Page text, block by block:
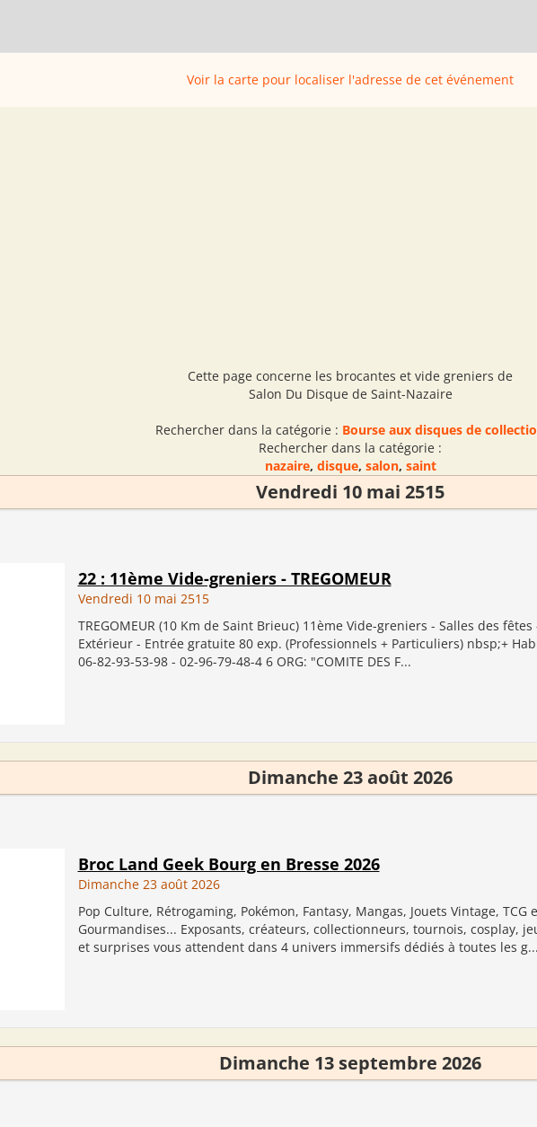
Voir la carte pour localiser l'adresse de cet événement
Cette page concerne les brocantes et vide greniers de
Salon Du Disque de Saint-Nazaire
Rechercher dans la catégorie : Bourse aux disques de
Rechercher dans la catégorie :
nazaire, disque, salon, saint
Vendredi 10 mai 2515
22 : 11ème Vide-greniers - TREGOMEUR
Vendredi 10 mai 2515
TREGOMEUR (10 Km de Saint Brieuc) 11ème Vide-greniers - Salles des
Extérieur - Entrée gratuite 80 exp. (Professionnels + Particuliers) nbsp;+
06-82-93-53-98 - 02-96-79-48-4 6 ORG: "COMITE DES F...
Dimanche 23 août 2026
Broc Land Geek Bourg en Bresse 2026
Dimanche 23 août 2026
Pop Culture, Rétrogaming, Pokémon, Fantasy, Mangas, Jouets Vintage, TCG
Gourmandises... Exposants, créateurs, collectionneurs, tournois, cosplay,
et surprises vous attendent dans 4 univers immersifs dédiés à toutes les g...
Dimanche 13 septembre 2026